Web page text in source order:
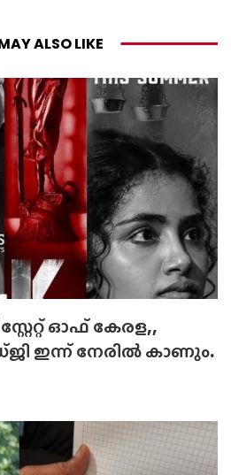
ALSO LIKE
ഓഫ് കേരള,,
ഇന്ന് നേരിൽ കാണും.